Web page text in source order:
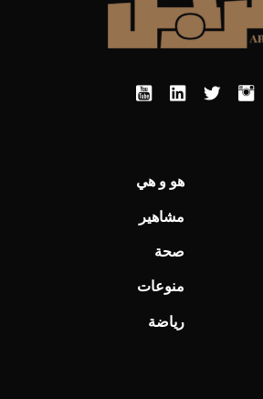
هو و هي
مشاهير
صحة
منوعات
رياضة